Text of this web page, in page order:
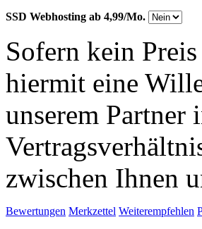
SSD Webhosting ab 4,99/Mo.
Sofern kein
hiermit eine
unserem Partner
zwischen Ihnen
Bewertungen Merkzettel Weiterempfehlen